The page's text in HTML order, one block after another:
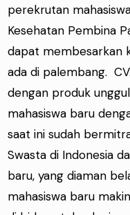
perekrutan
Kesehatan Pembina
dapat membesarkan
ada di palembang.
dengan produk
mahasiswa baru
saat ini sudah
Swasta di Indonesia
baru, yang diaman
mahasiswa baru